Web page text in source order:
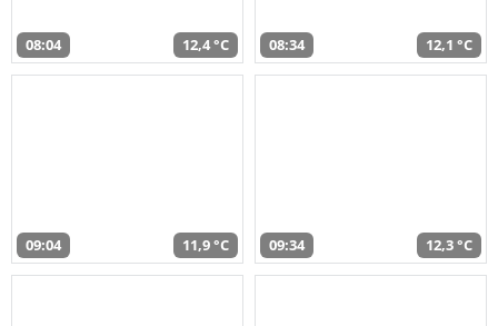
08:04 12,4 °C 08:34 12,1 °C
09:04 11,9 °C 09:34 12,3 °C